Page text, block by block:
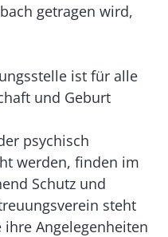
getragen wird,
ist für alle
und Geburt
psychisch
werden, finden im
Schutz und
steht
ihre Angelegenheiten